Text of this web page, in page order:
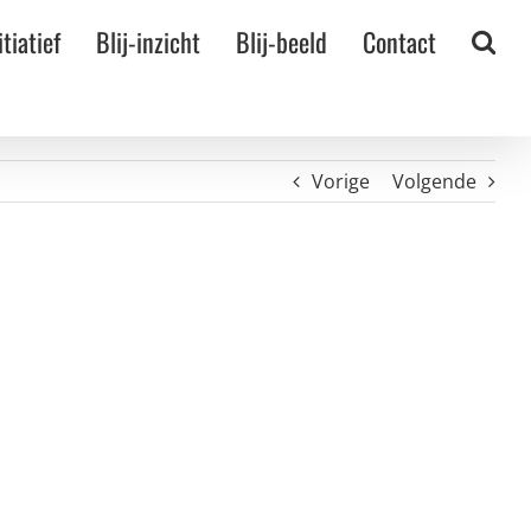
Blij-inzicht Blij-beeld Contact
Vorige Volgende